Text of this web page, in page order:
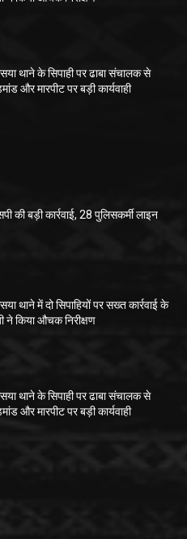
थाने के सिपाही पर ढाबा संचालक से
और मारपीट पर बड़ी कार्यवाही
की बड़ी कार्रवाई, 28 पुलिसकर्मी लाइन
थाने में दो सिपाहियों पर सख्त कार्रवाई के
ने किया औचक निरीक्षण
थाने के सिपाही पर ढाबा संचालक से
और मारपीट पर बड़ी कार्यवाही